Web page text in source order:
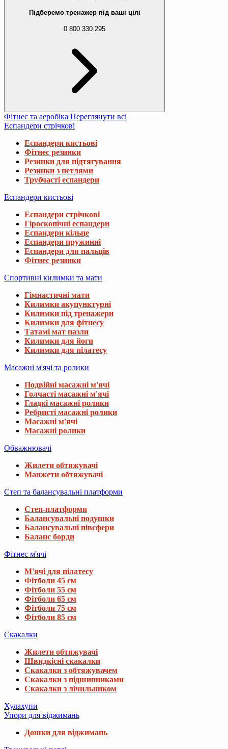
Підберемо тренажер під ваші цілі
0 800 330 295
Фітнес та аеробіка Переглянути всі
Еспандери стрічкові
Еспандери кистьові
Фітнес резинки
Резинки для підтягування
Резинки з петлями
Трубчасті еспандери
Еспандери кистьові
Еспандери стрічкові
Гіроскопічні еспандери
Еспандери кільце
Еспандери пружинні
Еспандери для пальців
Фітнес резинки
Спортивні килимки та мати
Гімнастичні мати
Килимки акупунктурні
Килимки під тренажери
Килимки для фітнесу
Татамі мат пазли
Килимки для йоги
Килимки для пілатесу
Масажні м'ячі та ролики
Подвійні масажні м'ячі
Голчасті масажні м'ячі
Гладкі масажні ролики
Ребристі масажні ролики
Масажні м'ячі
Масажні ролики
Обважнювачі
Жилети обтяжувачі
Манжети обтяжувачі
Степ та балансувальні платформи
Степ-платформи
Балансувальні подушки
Балансувальні півсфери
Баланс борди
Фітнес м'ячі
М'ячі для пілатесу
Фітболи 45 см
Фітболи 55 см
Фітболи 65 см
Фітболи 75 см
Фітболи 85 см
Скакалки
Жилети обтяжувачі
Швидкісні скакалки
Скакалки з обтяжувачем
Скакалки з підшипниками
Скакалки з лічильником
Хулахупи
Упори для віджимань
Дошки для віджимань